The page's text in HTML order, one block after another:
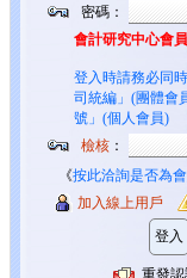
密碼：
會計研究中心會
登入時請務必同
司統編」(團體會
號」(個人會員)
檢核：
《按此洽詢是否為
加入線上用戶
重發